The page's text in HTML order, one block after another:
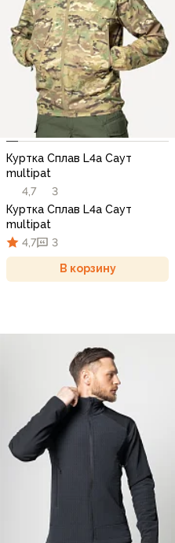
Куртка Сплав L4a Саут
multipat
4,7
3
Куртка Сплав L4a Саут
multipat
4,7
3
В корзину